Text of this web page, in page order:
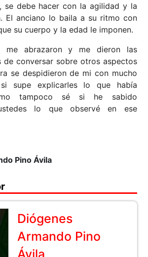
se debe hacer con la agilidad y la
El anciano lo baila a su ritmo con
su cuerpo y la edad le imponen.
me abrazaron y me dieron las
de conversar sobre otros aspectos
se despidieron de mi con mucho
supe explicarles lo que había
tampoco sé si he sabido
lo que observé en ese
Pino Ávila
Diógenes
Armando Pino